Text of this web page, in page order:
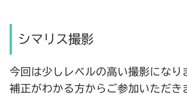
シマリス撮影
今回は少しレベルの高い撮影になり
補正がわかる方からご参加いただき